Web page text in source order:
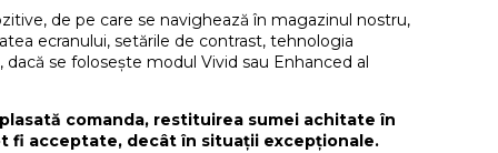
de pe care se navighează în magazinul nostru,
ecranului, setările de contrast, tehnologia
se folosește modul Vivid sau Enhanced al
comanda, restituirea sumei achitate în
fi acceptate, decât în situații excepționale.